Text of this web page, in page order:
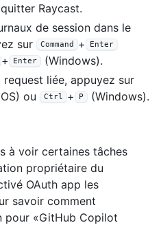
Raycast.
de session dans le
sur
Command + Enter
+ Enter
(Windows).
liée, appuyez sur
ou Ctrl + P (Windows).
à voir certaines tâches
propriétaire du
OAuth app les
savoir comment
pour «GitHub Copilot